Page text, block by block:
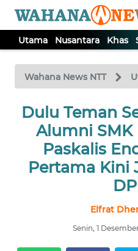
Utama Nusantara Khas
Wahana News NTT
Dulu Teman
Alumni SMK
Paskalis
Pertama Kini
Elfrat
Senin, 1
TV
Tutup
UTAMA
NUSANTARA